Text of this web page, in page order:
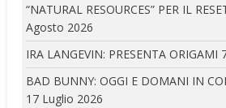
“NATURAL RESOURCES” PER IL
Agosto 2026
IRA LANGEVIN: PRESENTA ORIGAMI
BAD BUNNY: OGGI E DOMANI IN
17 Luglio 2026